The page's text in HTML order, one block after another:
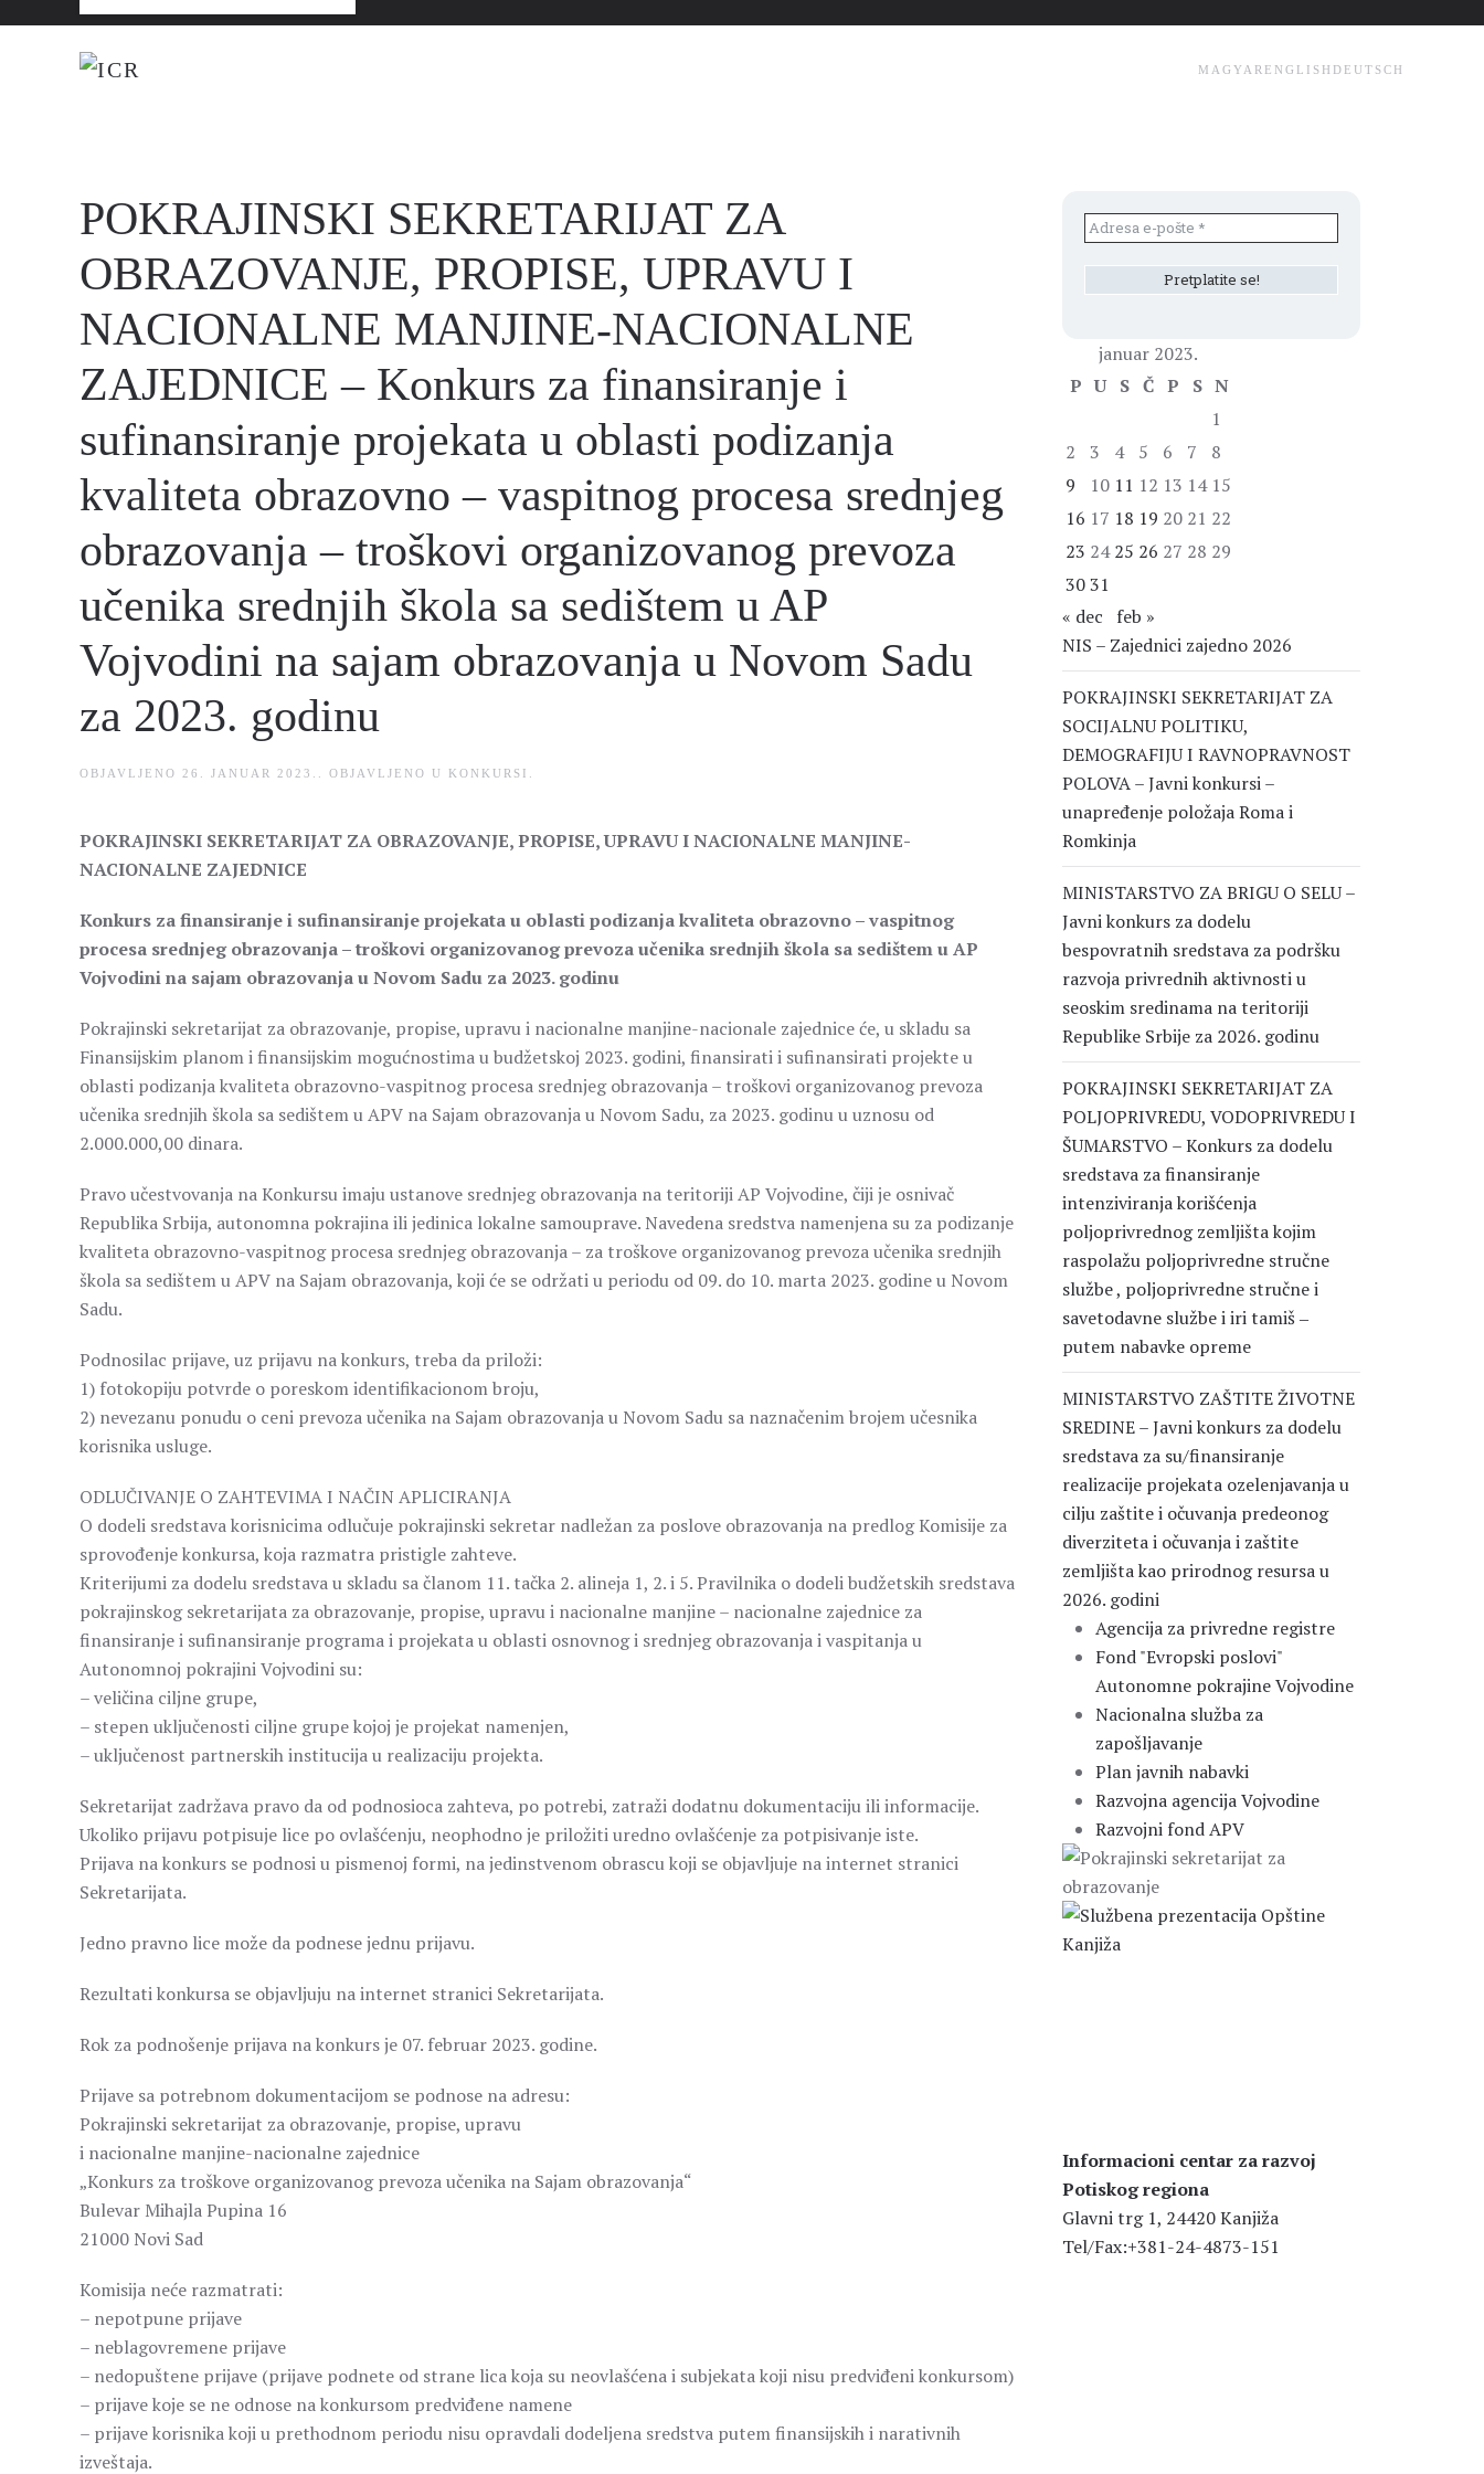
MAGYAR ENGLISH DEUTSCH
POKRAJINSKI SEKRETARIJAT ZA
OBRAZOVANJE, PROPISE, UPRAVU I
NACIONALNE MANJINE-NACIONALNE
ZAJEDNICE – Konkurs za finansiranje i
sufinansiranje projekata u oblasti podizanja
kvaliteta obrazovno – vaspitnog procesa srednjeg
obrazovanja – troškovi organizovanog prevoza
učenika srednjih škola sa sedištem u AP
Vojvodini na sajam obrazovanja u Novom Sadu
za 2023. godinu
OBJAVLJENO 26. JANUAR 2023. . OBJAVLJENO U KONKURSI
POKRAJINSKI SEKRETARIJAT ZA OBRAZOVANJE, PROPISE, UPRAVU I NACIONALNE MANJINE-
NACIONALNE ZAJEDNICE
Konkurs za finansiranje i sufinansiranje projekata u oblasti podizanja kvaliteta obrazovno – vaspitnog
procesa srednjeg obrazovanja – troškovi organizovanog prevoza učenika srednjih škola sa sedištem u AP
Vojvodini na sajam obrazovanja u Novom Sadu za 2023. godinu
Pokrajinski sekretarijat za obrazovanje, propise, upravu i nacionalne manjine-nacionale zajednice će, u skladu sa
Finansijskim planom i finansijskim mogućnostima u budžetskoj 2023. godini, finansirati i sufinansirati projekte u
oblasti podizanja kvaliteta obrazovno-vaspitnog procesa srednjeg obrazovanja – troškovi organizovanog prevoza
učenika srednjih škola sa sedištem u APV na Sajam obrazovanja u Novom Sadu, za 2023. godinu u uznosu od
2.000.000,00 dinara.
Pravo učestvovanja na Konkursu imaju ustanove srednjeg obrazovanja na teritoriji AP Vojvodine, čiji je osnivač
Republika Srbija, autonomna pokrajina ili jedinica lokalne samouprave. Navedena sredstva namenjena su za podizanje
kvaliteta obrazovno-vaspitnog procesa srednjeg obrazovanja – za troškove organizovanog prevoza učenika srednjih
škola sa sedištem u APV na Sajam obrazovanja, koji će se održati u periodu od 09. do 10. marta 2023. godine u Novom
Sadu.
Podnosilac prijave, uz prijavu na konkurs, treba da priloži:
1) fotokopiju potvrde o poreskom identifikacionom broju,
2) nevezanu ponudu o ceni prevoza učenika na Sajam obrazovanja u Novom Sadu sa naznačenim brojem učesnika
korisnika usluge.
ODLUČIVANJE O ZAHTEVIMA I NAČIN APLICIRANJA
O dodeli sredstava korisnicima odlučuje pokrajinski sekretar nadležan za poslove obrazovanja na predlog Komisije za
sprovođenje konkursa, koja razmatra pristigle zahteve.
Kriterijumi za dodelu sredstava u skladu sa članom 11. tačka 2. alineja 1, 2. i 5. Pravilnika o dodeli budžetskih sredstava
pokrajinskog sekretarijata za obrazovanje, propise, upravu i nacionalne manjine – nacionalne zajednice za
finansiranje i sufinansiranje programa i projekata u oblasti osnovnog i srednjeg obrazovanja i vaspitanja u
Autonomnoj pokrajini Vojvodini su:
– veličina ciljne grupe,
– stepen uključenosti ciljne grupe kojoj je projekat namenjen,
– uključenost partnerskih institucija u realizaciju projekta.
Sekretarijat zadržava pravo da od podnosioca zahteva, po potrebi, zatraži dodatnu dokumentaciju ili informacije.
Ukoliko prijavu potpisuje lice po ovlašćenju, neophodno je priložiti uredno ovlašćenje za potpisivanje iste.
Prijava na konkurs se podnosi u pismenoj formi, na jedinstvenom obrascu koji se objavljuje na internet stranici
Sekretarijata.
Jedno pravno lice može da podnese jednu prijavu.
Rezultati konkursa se objavljuju na internet stranici Sekretarijata.
Rok za podnošenje prijava na konkurs je 07. februar 2023. godine.
Prijave sa potrebnom dokumentacijom se podnose na adresu:
Pokrajinski sekretarijat za obrazovanje, propise, upravu
i nacionalne manjine-nacionalne zajednice
„Konkurs za troškove organizovanog prevoza učenika na Sajam obrazovanja“
Bulevar Mihajla Pupina 16
21000 Novi Sad
Komisija neće razmatrati:
– nepotpune prijave
– neblagovremene prijave
– nedopuštene prijave (prijave podnete od strane lica koja su neovlašćena i subjekata koji nisu predviđeni konkursom)
– prijave koje se ne odnose na konkursom predviđene namene
– prijave korisnika koji u prethodnom periodu nisu opravdali dodeljena sredstva putem finansijskih i narativnih
izveštaja.
januar 2023.
P U S Č P S N
1
2
3 4 5 6 7
8
9
10 11 12 13 14 15
16 17 18 19 20 21 22
23 24 25 26 27 28 29
3031
« dec
feb »
NIS – Zajednici zajedno 2026
POKRAJINSKI SEKRETARIJAT ZA
SOCIJALNU POLITIKU,
DEMOGRAFIJU I RAVNOPRAVNOST
POLOVA – Javni konkursi –
unapređenje položaja Roma i
Romkinja
MINISTARSTVO ZA BRIGU O SELU –
Javni konkurs za dodelu
bespovratnih sredstava za podršku
razvoja privrednih aktivnosti u
seoskim sredinama na teritoriji
Republike Srbije za 2026. godinu
POKRAJINSKI SEKRETARIJAT ZA
POLJOPRIVREDU, VODOPRIVREDU I
ŠUMARSTVO – Konkurs za dodelu
sredstava za finansiranje
intenziviranja korišćenja
poljoprivrednog zemljišta kojim
raspolažu poljoprivredne stručne
službe , poljoprivredne stručne i
savetodavne službe i iri tamiš ‒
putem nabavke opreme
MINISTARSTVO ZAŠTITE ŽIVOTNE
SREDINE – Javni konkurs za dodelu
sredstava za su/finansiranje
realizacije projekata ozelenjavanja u
cilju zaštite i očuvanja predeonog
diverziteta i očuvanja i zaštite
zemljišta kao prirodnog resursa u
2026. godini
Agencija za privredne registre
Fond "Evropski poslovi"
Autonomne pokrajine Vojvodine
Nacionalna služba za
zapošljavanje
Plan javnih nabavki
Razvojna agencija Vojvodine
Razvojni fond APV
Informacioni centar za razvoj
Potiskog regiona
Glavni trg 1, 24420 Kanjiža
Tel/Fax:+381-24-4873-151